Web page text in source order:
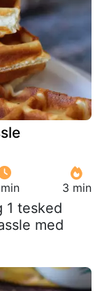
3 min
1 tesked
med